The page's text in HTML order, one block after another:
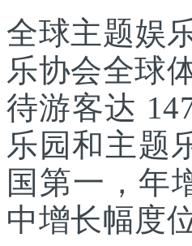
全球主题娱
乐协会全球
待游客达
乐园和主题
国第一，年
中增长幅度